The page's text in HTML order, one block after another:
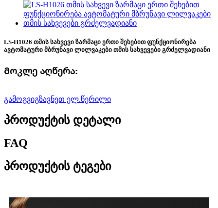
LS-H1026 თმის სახვევი ზარმაცი ერთი შეხებით ფუნქციონირება
ავტომატური მბრუნავი ლილვაკები თმის სახვევები გრძელვადიანი
Მოკლე აღწერა:
გამოგვიგზავნეთ ელ.წერილი
პროდუქტის დეტალი
FAQ
პროდუქტის ტეგები